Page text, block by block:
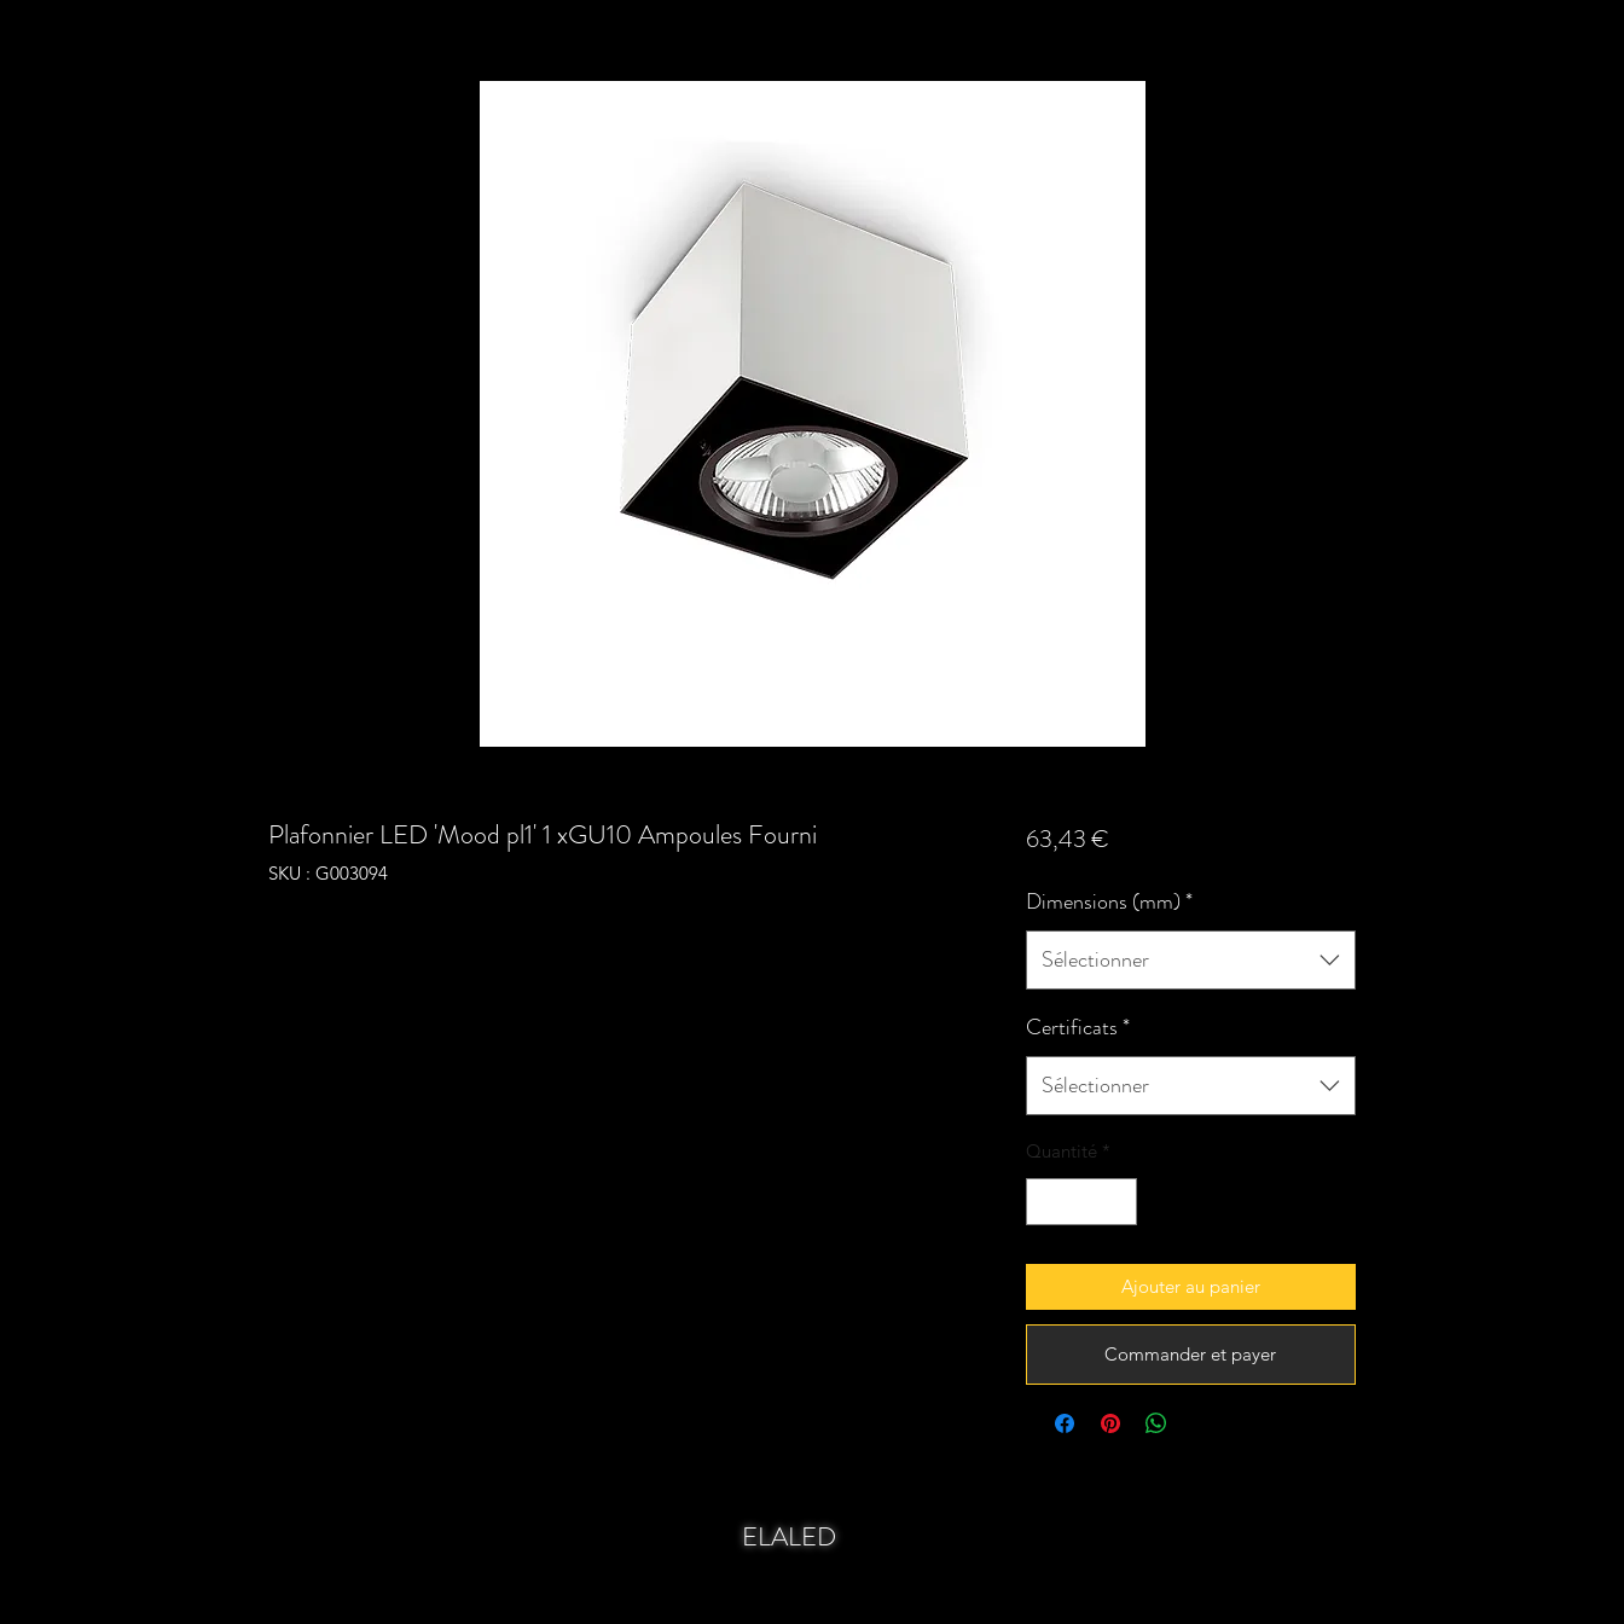
Plafonnier LED 'Mood pl1' 1 xGU10 Ampoules Fourni
SKU : G003094
63,43 €Prix
Dimensions (mm)*
Sélectionner
Certificats*
Sélectionner
Quantité *
Ajouter au panier
Commander et payer
ELALED